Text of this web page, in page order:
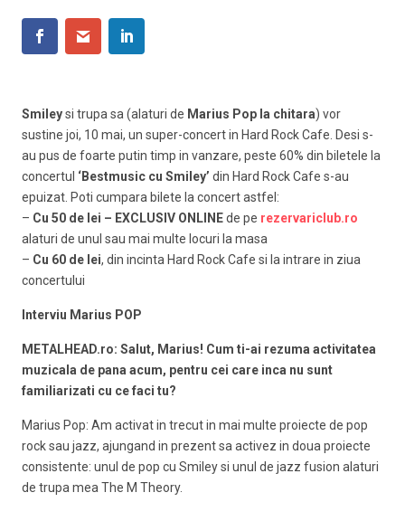
Smileysi trupa sa (alaturi de Marius Pop la chitara) vor
sustine joi, 10 mai, un super-concert in Hard Rock Cafe. Desi s-
au pus de foarte putin timp in vanzare, peste 60% din biletele la
concertul ‘Bestmusic cu Smiley’ din Hard Rock Cafe s-au
epuizat. Poti cumpara bilete la concert astfel:
– Cu 50 de lei – EXCLUSIV ONLINEde pe rezervariclub.ro
alaturi de unul sau mai multe locuri la masa
– Cu 60 de lei, din incinta Hard Rock Cafe si la intrare in ziua
concertului
Interviu Marius POP
METALHEAD.ro: Salut, Marius! Cum ti-ai rezuma activitatea
muzicala de pana acum, pentru cei care inca nu sunt
familiarizati cu ce faci tu?
Marius Pop: Am activat in trecut in mai multe proiecte de pop
rock sau jazz, ajungand in prezent sa activez in doua proiecte
consistente: unul de pop cu Smiley si unul de jazz fusion alaturi
de trupa mea The M Theory.